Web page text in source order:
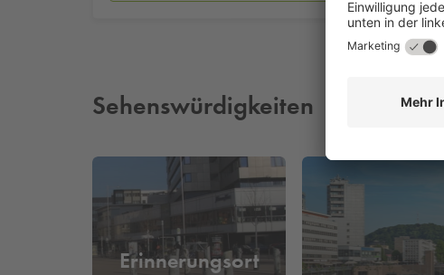
Sehenswürdigkeiten
Erinnerungsort